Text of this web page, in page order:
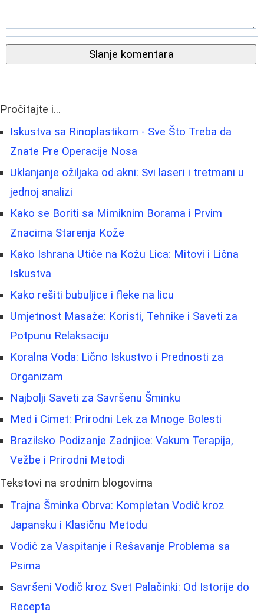
Slanje komentara
Pročitajte i...
Iskustva sa Rinoplastikom - Sve Što Treba da
Znate Pre Operacije Nosa
Uklanjanje ožiljaka od akni: Svi laseri i tretmani u
jednoj analizi
Kako se Boriti sa Mimiknim Borama i Prvim
Znacima Starenja Kože
Kako Ishrana Utiče na Kožu Lica: Mitovi i Lična
Iskustva
Kako rešiti bubuljice i fleke na licu
Umjetnost Masaže: Koristi, Tehnike i Saveti za
Potpunu Relaksaciju
Koralna Voda: Lično Iskustvo i Prednosti za
Organizam
Najbolji Saveti za Savršenu Šminku
Med i Cimet: Prirodni Lek za Mnoge Bolesti
Brazilsko Podizanje Zadnjice: Vakum Terapija,
Vežbe i Prirodni Metodi
Tekstovi na srodnim blogovima
Trajna Šminka Obrva: Kompletan Vodič kroz
Japansku i Klasičnu Metodu
Vodič za Vaspitanje i Rešavanje Problema sa
Psima
Savršeni Vodič kroz Svet Palačinki: Od Istorije do
Recepta